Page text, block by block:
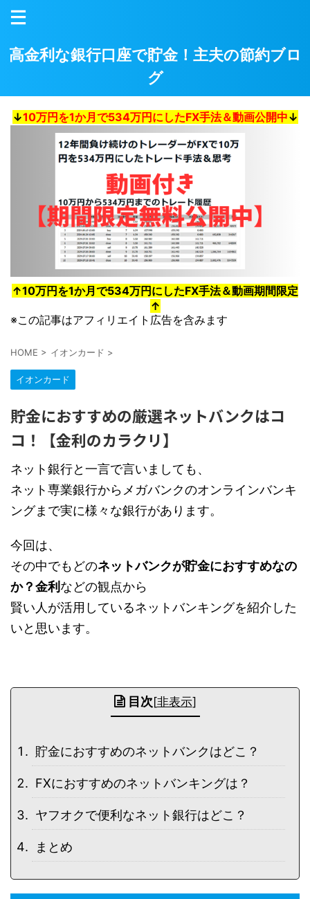
高金利な銀行口座で貯金！主夫の節約ブロ
グ
↓10万円を1か月で534万円にしたFX手法＆動画公開中↓
↑10万円を1か月で534万円にしたFX手法＆動画期間限定
↑
※この記事はアフィリエイト広告を含みます
HOME > イオンカード >
イオンカード
貯金におすすめの厳選ネットバンクはコ
コ！【金利のカラクリ】
ネット銀行と一言で言いましても、
ネット専業銀行からメガバンクのオンラインバンキ
ングまで実に様々な銀行があります。
今回は、
その中でもどのネットバンクが貯金におすすめなの
か？金利 などの観点から
賢い人が活用しているネットバンキングを紹介した
いと思います。
目次[非表示]
貯金におすすめのネットバンクはどこ？
FXにおすすめのネットバンキングは？
ヤフオクで便利なネット銀行はどこ？
まとめ